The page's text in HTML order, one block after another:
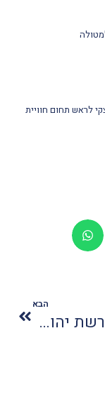
לראש תחום חוויית
הבא
אתרי מורשת יהודית באוקראינה בסכנה